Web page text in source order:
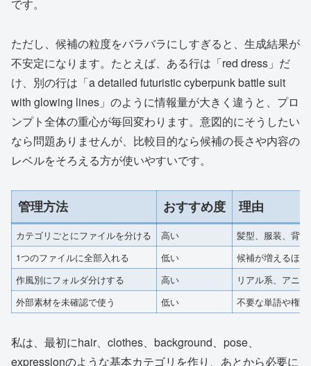
です。
ただし、候補の粒度をバラバラにしすぎると、生成結果が
不安定になります。たとえば、ある行は「red dress」だ
け、別の行は「a detailed futuristic cyberpunk battle suit
with glowing lines」のように情報量が大きく違うと、プロ
ンプト全体の重心が毎回変わります。意図的にそうしたい
なら問題ありませんが、比較目的なら候補の長さや内容の
レベルをそろえる方が使いやすいです。
管理方法 おすすめ度 理由
カテゴリごとにファイルを分ける 高い
髪型、服装、背
1つのファイルに全部入れる
低い
候補が増えるほ
作風別にフォルダ分けする
高い
リアル系、アニ
外部素材を未確認で使う
低い 不要な単語や権
私は、最初にhair、clothes、background、pose、
expressionのような基本カテゴリを作り、あとから必要に